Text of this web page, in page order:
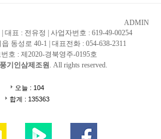
ADMIN
대표 : 전유정 | 사업자번호 : 619-49-00254
동성로 40-1 | 대표전화 : 054-638-2311
호 : 제2020-경북영주-0195호
풍기인삼제조원. All rights reserved.
오늘 : 104
합계 : 135363